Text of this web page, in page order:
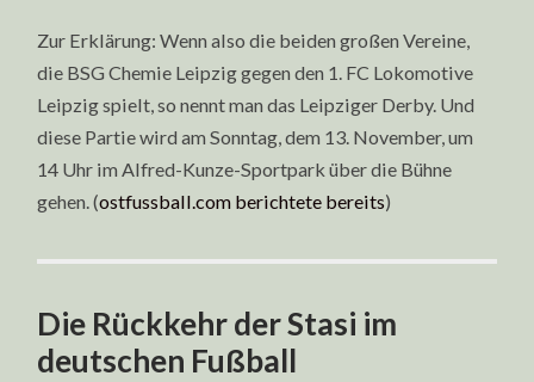
Zur Erklärung: Wenn also die beiden großen Vereine,
die BSG Chemie Leipzig gegen den 1. FC Lokomotive
Leipzig spielt, so nennt man das Leipziger Derby. Und
diese Partie wird am Sonntag, dem 13. November, um
14 Uhr im Alfred-Kunze-Sportpark über die Bühne
gehen. (ostfussball.com berichtete bereits)
Die Rückkehr der Stasi im
deutschen Fußball